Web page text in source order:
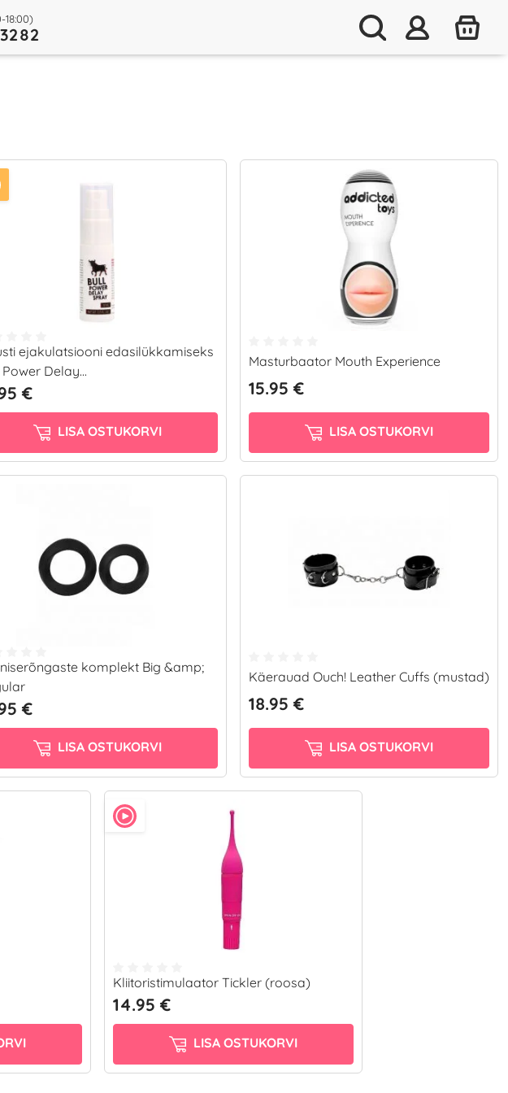
18:00)
ejakulatsiooni edasilükkamiseks
Delay...
€
LISA OSTUKORVI
Masturbaator Mouth Experience
15.95 €
LISA OSTUKORVI
komplekt Big &amp;
€
LISA OSTUKORVI
Käerauad Ouch! Leather Cuffs (mustad)
18.95 €
LISA OSTUKORVI
Kliitoristimulaator Tickler (roosa)
14.95 €
LISA OSTUKORVI